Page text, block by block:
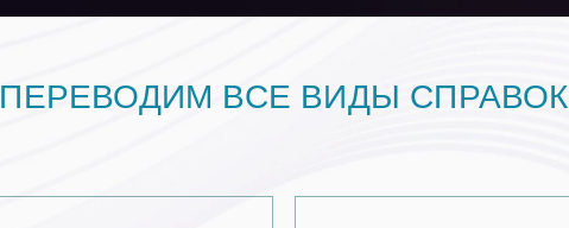
ПЕРЕВОДИМ ВСЕ ВИДЫ СПРАВОК